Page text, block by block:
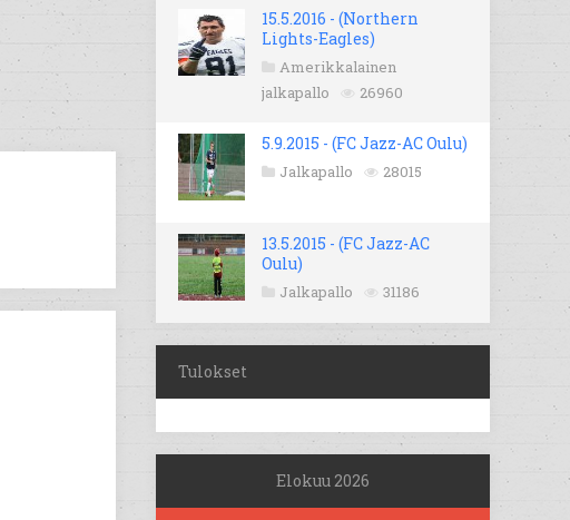
15.5.2016 - (Northern
Lights-Eagles)
Amerikkalainen
jalkapallo
26960
5.9.2015 - (FC Jazz-AC Oulu)
Jalkapallo 28015
13.5.2015 - (FC Jazz-AC
Oulu)
Jalkapallo 31186
Tulokset
Elokuu 2026